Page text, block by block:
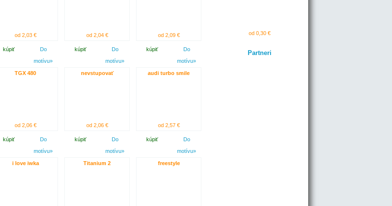
od 2,03 €
kúpiť
Do
motívu»
od 2,04 €
kúpiť
Do
motívu»
od 2,09 €
kúpiť
Do
motívu»
TGX 480
od 2,06 €
kúpiť
Do
motívu»
nevstupovať
od 2,06 €
kúpiť
Do
motívu»
audi turbo smile
od 2,57 €
kúpiť
Do
motívu»
i love iwka Titanium 2 freestyle
od 0,30 €
Partneri